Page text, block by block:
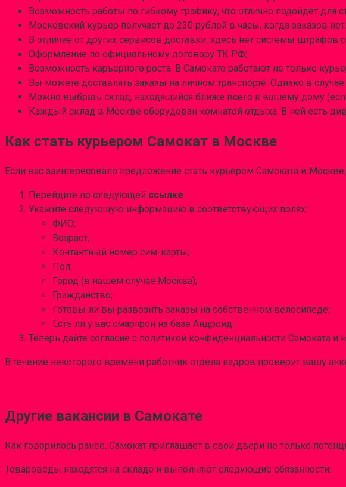
Возможность работы по гибкому графику, что отлично подойдет для
Московский курьер получает до 230 рублей в часы, когда заказов
В отличие от других сервисов доставки, здесь нет системы штрафов
Оформление по официальному договору ТК РФ;
Возможность карьерного роста. В Самокате работают не только
Вы можете доставлять заказы на личном транспорте. Однако в
Можно выбрать склад, находящийся ближе всего к вашему дому
Каждый склад в Москве оборудован комнатой отдыха. В ней есть
Как стать курьером Самокат в Москве
Если вас заинтересовало предложение стать курьером Самоката в
Перейдите по следующей ссылке.
Укажите следующую информацию в соответствующих полях:
ФИО;
Возраст;
Контактный номер сим-карты;
Пол;
Город (в нашем случае Москва);
Гражданство;
Готовы ли вы развозить заказы на собственном велосипеде;
Есть ли у вас смартфон на базе Андроид.
Теперь дайте согласие с политикой конфиденциальности Самоката и
В течение некоторого времени работник отдела кадров проверит вашу
Другие вакансии в Самокате
Как говорилось ранее, Самокат приглашает в свои двери не только
Товароведы находятся на складе и выполняют следующие обязанности: